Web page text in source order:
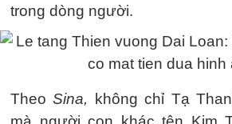
trong dòng người.
TheoSina,
không chỉ Tạ